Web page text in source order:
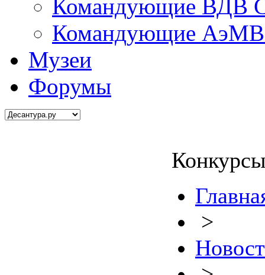
Командующие ВДВ
Командующие АэМВ
Музеи
Форумы
>